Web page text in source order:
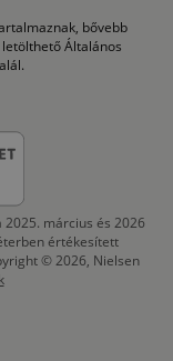
bővebb
Általános
március és 2026
értékesített
© 2026, Nielsen